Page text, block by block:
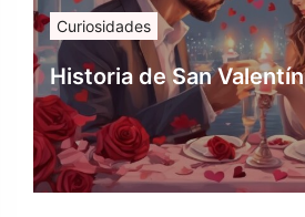
Curiosidades
Historia de San Valentín